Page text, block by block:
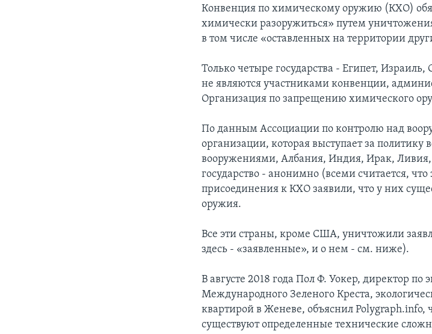
Конвенция по химическому оружию (КХО)
химически разоружиться» путем
в том числе «оставленных на территории
Только четыре государства - Египет,
не являются участниками конвенции,
Организация по запрещению химического
По данным Ассоциации по контролю над
организации, которая выступает за политику
вооружениями, Албания, Индия, Ирак,
государство - анонимно (всеми считается,
присоединения к КХО заявили, что у них
оружия.
Все эти страны, кроме США, уничтожили
здесь - «заявленные», и о нем - см. ниже).
В августе 2018 года Пол Ф. Уокер, директор по
Международного Зеленого Креста,
квартирой в Женеве, объяснил Polygraph.info,
существуют определенные технические